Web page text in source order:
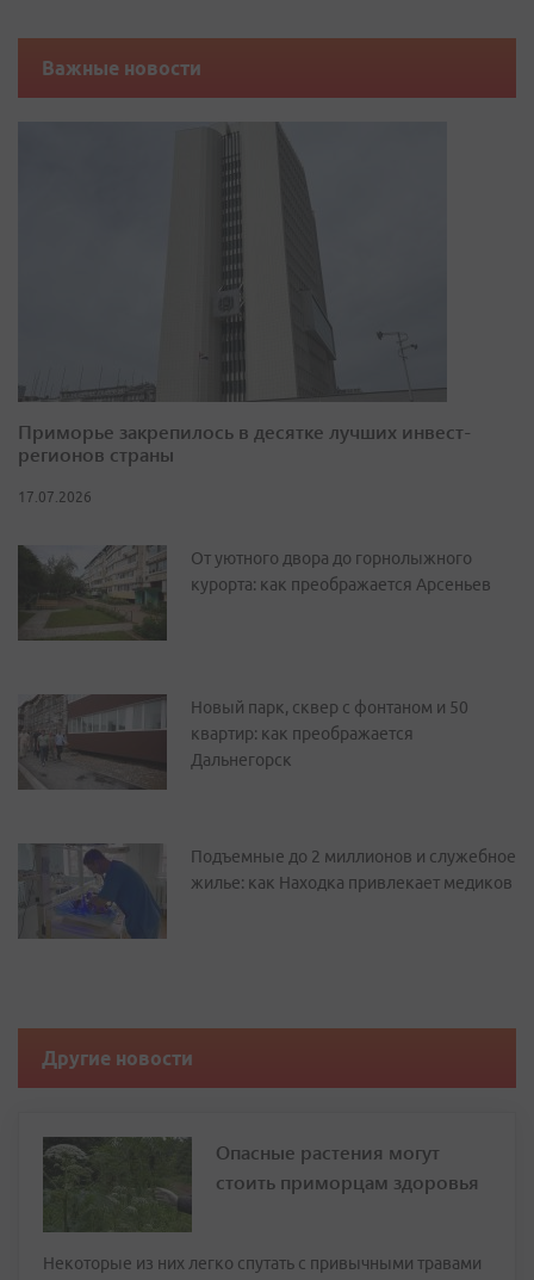
Важные новости
Приморье закрепилось в десятке лучших инвест-
регионов страны
17.07.2026
От уютного двора до горнолыжного
курорта: как преображается Арсеньев
Новый парк, сквер с фонтаном и 50
квартир: как преображается
Дальнегорск
Подъемные до 2 миллионов и служебное
жилье: как Находка привлекает медиков
Другие новости
Опасные растения могут
стоить приморцам здоровья
Некоторые из них легко спутать с привычными травами